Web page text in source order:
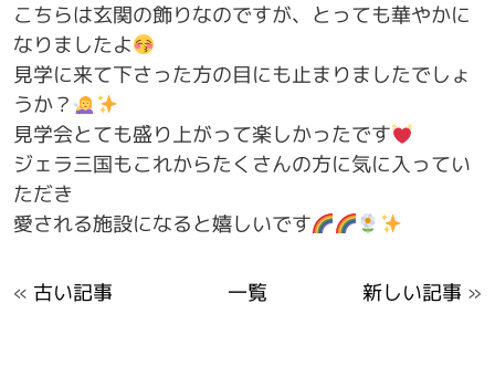
こちらは玄関の飾りなのですが、とっても華やかに
なりましたよ
見学に来て下さった方の目にも止まりましたでしょ
うか？
見学会とても盛り上がって楽しかったです
ジェラ三国もこれからたくさんの方に気に入ってい
ただき
愛される施設になると嬉しいです
« 古い記事 一覧 新しい記事 »